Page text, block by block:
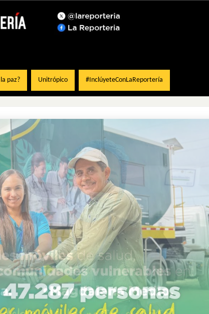
paz? Unitrópico #InclúyeteConLaReportería